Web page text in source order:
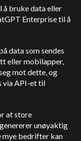
å bruke data eller
Enterprise til å
data som sendes
eller mobilapper,
mot dette, og
via API-et til
at store
unøyaktig
bedrifter kan